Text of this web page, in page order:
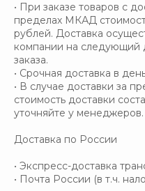
• При заказе товаров с
пределах МКАД
рублей. Доставка
компании на следующий
заказа.
• Срочная доставка в
• В случае доставки за
стоимость доставки
уточняйте у менеджеров.
Доставка по России
• Экспресс-доставка
• Почта России (в т.ч.